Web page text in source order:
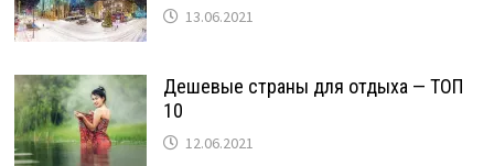
13.06.2021
Дешевые страны для отдыха — ТОП
10
12.06.2021